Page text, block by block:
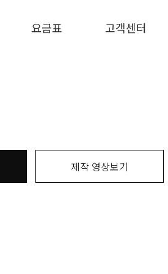
요금표 고객센터
제작 영상보기